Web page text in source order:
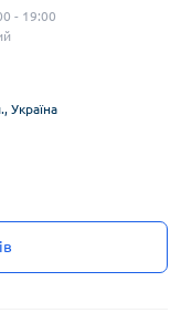
- 19:00
Україна